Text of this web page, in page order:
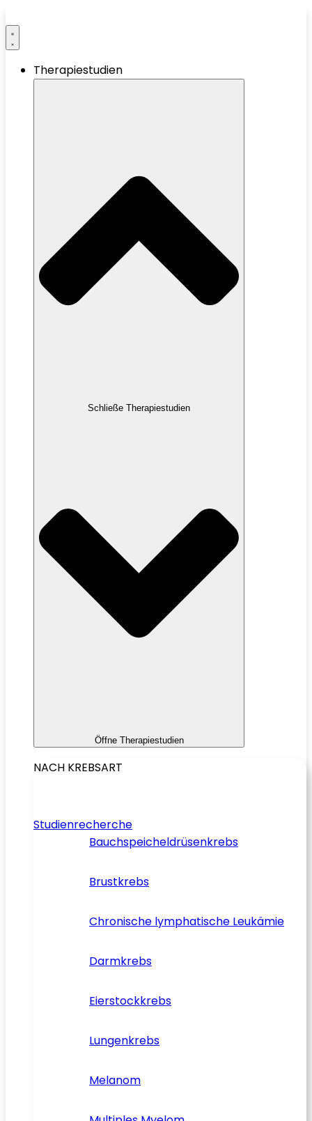
Therapiestudien
Schließe Therapiestudien
Öffne Therapiestudien
NACH KREBSART
Studienrecherche
Bauchspeicheldrüsenkrebs
Brustkrebs
Chronische lymphatische Leukämie
Darmkrebs
Eierstockkrebs
Lungenkrebs
Melanom